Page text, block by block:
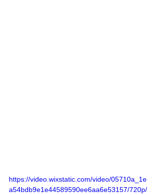
https://video.wixstatic.com/video/05710a_1e
a54bdb9e1e44589590ee6aa6e53157/720p/